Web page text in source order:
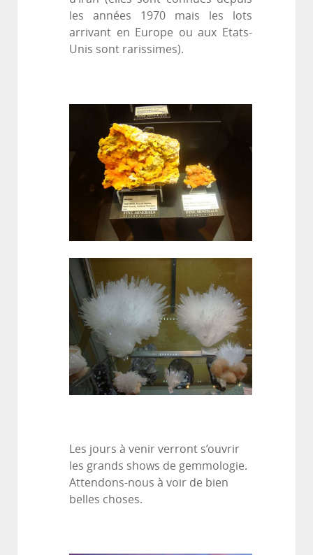
les années 1970 mais les lots
arrivant en Europe ou aux Etats-
Unis sont rarissimes).
Les jours à venir verront s’ouvrir
les grands shows de gemmologie.
Attendons-nous à voir de bien
belles choses.